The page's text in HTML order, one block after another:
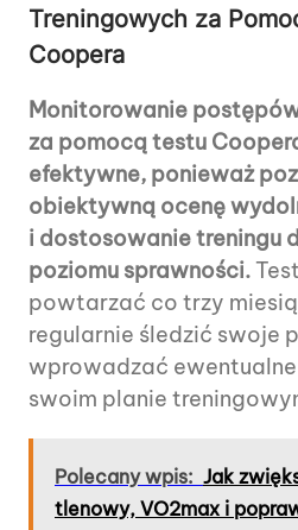
Treningowych za
Coopera
Monitorowanie
za pomocą testu
efektywne, ponieważ
obiektywną ocenę
i dostosowanie treningu
poziomu sprawności.
powtarzać co trzy
regularnie śledzić swoje
wprowadzać
swoim planie
Polecany wpis: Jak
tlenowy, VO2max i